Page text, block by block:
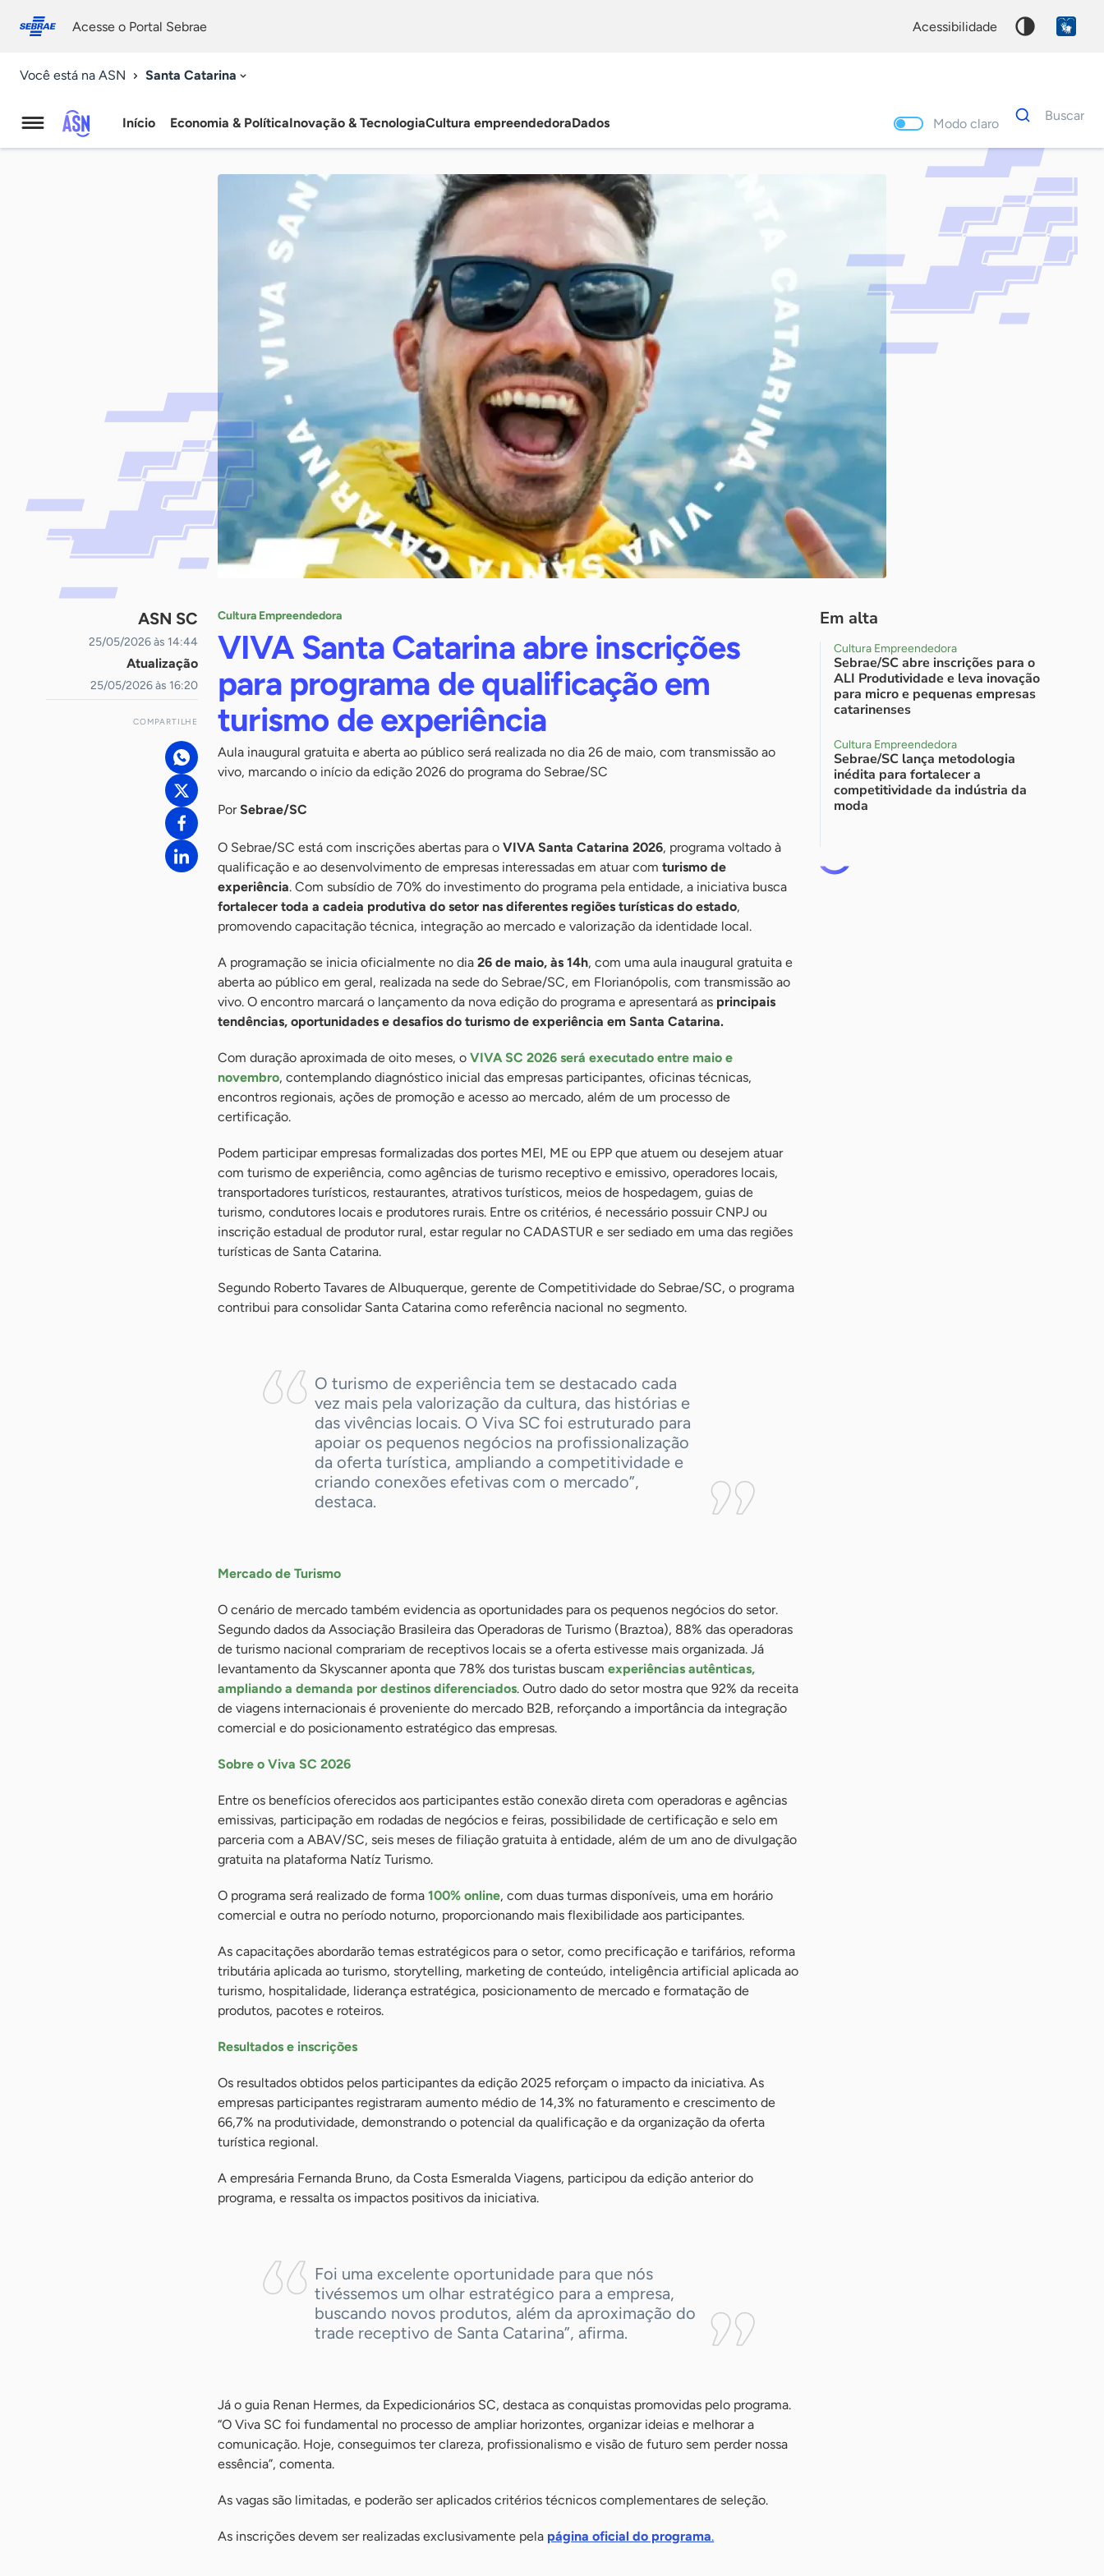
conosco
Acesse o Portal Sebrae acessibilidade
Você está na ASN Santa Catarina
Agência
Início Economia & PolíticaInovação & TecnologiaCultura empreendedoraDados Modo claro
Dados
para
Buscar
Palavra
chave
ASN SC
25/05/2026 às 14:44
Atualização
25/05/2026 às 16:20
COMPARTILHE
Cultura Empreendedora
VIVA Santa Catarina abre inscrições
para programa de qualificação em
turismo de experiência
Aula inaugural gratuita e aberta ao público será realizada no dia 26 de maio, com transmissão ao
vivo, marcando o início da edição 2026 do programa do Sebrae/SC
PorSebrae/SC
O Sebrae/SC está com inscrições abertas para o VIVA Santa Catarina 2026, programa voltado à
qualificação e ao desenvolvimento de empresas interessadas em atuar com turismo de
experiência. Com subsídio de 70% do investimento do programa pela entidade, a iniciativa busca
fortalecer toda a cadeia produtiva do setor nas diferentes regiões turísticas do estado,
promovendo capacitação técnica, integração ao mercado e valorização da identidade local.
A programação se inicia oficialmente no dia 26 de maio, às 14h, com uma aula inaugural gratuita e
aberta ao público em geral, realizada na sede do Sebrae/SC, em Florianópolis, com transmissão ao
vivo. O encontro marcará o lançamento da nova edição do programa e apresentará as principais
tendências, oportunidades e desafios do turismo de experiência em Santa Catarina.
Com duração aproximada de oito meses, o VIVA SC 2026 será executado entre maio e
novembro, contemplando diagnóstico inicial das empresas participantes, oficinas técnicas,
encontros regionais, ações de promoção e acesso ao mercado, além de um processo de
certificação.
Podem participar empresas formalizadas dos portes MEI, ME ou EPP que atuem ou desejem atuar
com turismo de experiência, como agências de turismo receptivo e emissivo, operadores locais,
transportadores turísticos, restaurantes, atrativos turísticos, meios de hospedagem, guias de
turismo, condutores locais e produtores rurais. Entre os critérios, é necessário possuir CNPJ ou
inscrição estadual de produtor rural, estar regular no CADASTUR e ser sediado em uma das regiões
turísticas de Santa Catarina.
Segundo Roberto Tavares de Albuquerque, gerente de Competitividade do Sebrae/SC, o programa
contribui para consolidar Santa Catarina como referência nacional no segmento.
O turismo de experiência tem se destacado cada
vez mais pela valorização da cultura, das histórias e
das vivências locais. O Viva SC foi estruturado para
apoiar os pequenos negócios na profissionalização
da oferta turística, ampliando a competitividade e
criando conexões efetivas com o mercado”,
destaca.
Mercado de Turismo
O cenário de mercado também evidencia as oportunidades para os pequenos negócios do setor.
Segundo dados da Associação Brasileira das Operadoras de Turismo (Braztoa), 88% das operadoras
de turismo nacional comprariam de receptivos locais se a oferta estivesse mais organizada. Já
levantamento da Skyscanner aponta que 78% dos turistas buscam experiências autênticas,
ampliando a demanda por destinos diferenciados. Outro dado do setor mostra que 92% da receita
de viagens internacionais é proveniente do mercado B2B, reforçando a importância da integração
comercial e do posicionamento estratégico das empresas.
Sobre o Viva SC 2026
Entre os benefícios oferecidos aos participantes estão conexão direta com operadoras e agências
emissivas, participação em rodadas de negócios e feiras, possibilidade de certificação e selo em
parceria com a ABAV/SC, seis meses de filiação gratuita à entidade, além de um ano de divulgação
gratuita na plataforma Natíz Turismo.
O programa será realizado de forma 100% online, com duas turmas disponíveis, uma em horário
comercial e outra no período noturno, proporcionando mais flexibilidade aos participantes.
As capacitações abordarão temas estratégicos para o setor, como precificação e tarifários, reforma
tributária aplicada ao turismo, storytelling, marketing de conteúdo, inteligência artificial aplicada ao
turismo, hospitalidade, liderança estratégica, posicionamento de mercado e formatação de
produtos, pacotes e roteiros.
Resultados e inscrições
Os resultados obtidos pelos participantes da edição 2025 reforçam o impacto da iniciativa. As
empresas participantes registraram aumento médio de 14,3% no faturamento e crescimento de
66,7% na produtividade, demonstrando o potencial da qualificação e da organização da oferta
turística regional.
A empresária Fernanda Bruno, da Costa Esmeralda Viagens, participou da edição anterior do
programa, e ressalta os impactos positivos da iniciativa.
Foi uma excelente oportunidade para que nós
tivéssemos um olhar estratégico para a empresa,
buscando novos produtos, além da aproximação do
trade receptivo de Santa Catarina”, afirma.
Já o guia Renan Hermes, da Expedicionários SC, destaca as conquistas promovidas pelo programa.
“O Viva SC foi fundamental no processo de ampliar horizontes, organizar ideias e melhorar a
comunicação. Hoje, conseguimos ter clareza, profissionalismo e visão de futuro sem perder nossa
essência”, comenta.
As vagas são limitadas, e poderão ser aplicados critérios técnicos complementares de seleção.
As inscrições devem ser realizadas exclusivamente pela página oficial do programa.
Em alta
Cultura Empreendedora
Sebrae/SC abre inscrições para o
ALI Produtividade e leva inovação
para micro e pequenas empresas
catarinenses
Cultura Empreendedora
Sebrae/SC lança metodologia
inédita para fortalecer a
competitividade da indústria da
moda